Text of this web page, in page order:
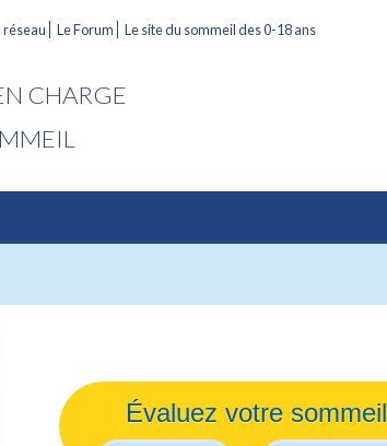
réseau Le Forum Le site du sommeil des 0-18 ans
CHARGE
Évaluez votre sommeil